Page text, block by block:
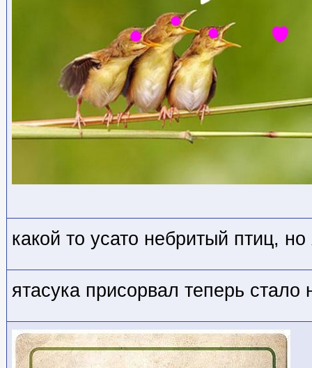
какой то усато небритый птиц, но
ятасука присорвал теперь стало